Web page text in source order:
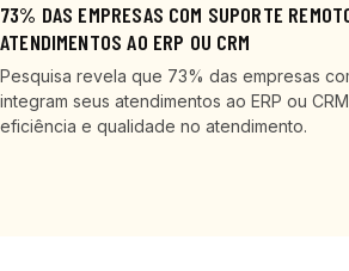
73% DAS EMPRESAS COM SUPORTE
ATENDIMENTOS AO ERP OU CRM
Pesquisa revela que 73% das empresas
integram seus atendimentos ao ERP ou
eficiência e qualidade no atendimento.